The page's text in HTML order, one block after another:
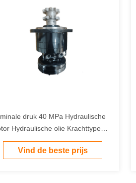
druk 40 MPa Hydraulische
Hydraulische olie Krachttype
voor de krachtoverdracht in
hydraulische apparatuur
Vind de beste prijs